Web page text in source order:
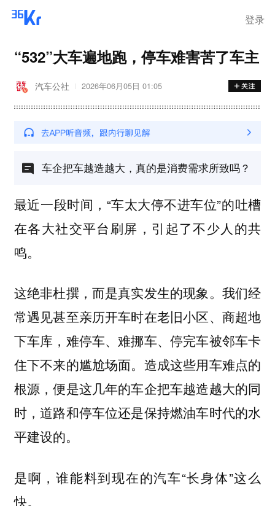
登录
“532”大车遍地跑，停车难害苦了车主
汽车公社 2026年06月05日 01:05
车企把车越造越大，真的是消费需求所致吗？
最近一段时间，“车太大停不进车位”的吐槽
在各大社交平台刷屏，引起了不少人的共
鸣。
这绝非杜撰，而是真实发生的现象。我们经
常遇见甚至亲历开车时在老旧小区、商超地
下车库，难停车、难挪车、停完车被邻车卡
住下不来的尴尬场面。造成这些用车难点的
根源，便是这几年的车企把车越造越大的同
时，道路和停车位还是保持燃油车时代的水
平建设的。
是啊，谁能料到现在的汽车“长身体”这么
快。